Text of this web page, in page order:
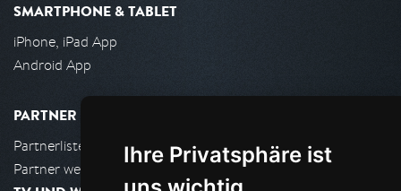
Ihre Privatsphäre ist
SMARTPHONE & TABLET
iPhone, iPad App
Android App
PARTNER
Partnerliste
Partner werden